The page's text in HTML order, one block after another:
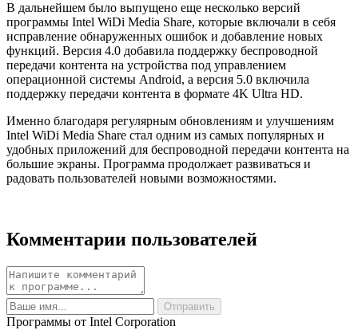
В дальнейшем было выпущено еще несколько версий
программы Intel WiDi Media Share, которые включали в себя
исправление обнаруженных ошибок и добавление новых
функций. Версия 4.0 добавила поддержку беспроводной
передачи контента на устройства под управлением
операционной системы Android, а версия 5.0 включила
поддержку передачи контента в формате 4K Ultra HD.
Именно благодаря регулярным обновлениям и улучшениям
Intel WiDi Media Share стал одним из самых популярных и
удобных приложений для беспроводной передачи контента на
большие экраны. Программа продолжает развиваться и
радовать пользователей новыми возможностями.
Комментарии пользователей
Программы от Intel Corporation